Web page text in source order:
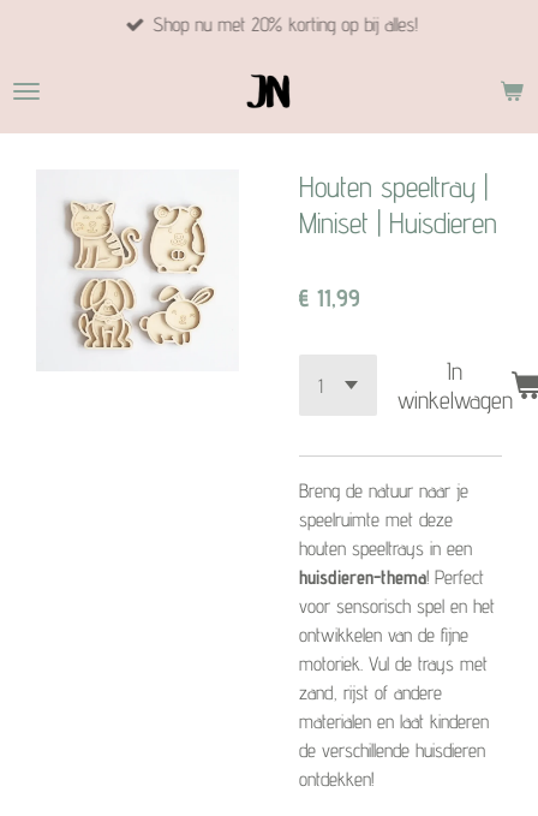
naar
hoofdinhoud
Shop nu met 20% korting op bij alles!
Houten speeltray |
Miniset | Huisdieren
€ 11,99
In
winkelwagen
Breng de natuur naar je
speelruimte met deze
houten speeltrays in een
huisdieren-thema! Perfect
voor sensorisch spel en het
ontwikkelen van de fijne
motoriek. Vul de trays met
zand, rijst of andere
materialen en laat kinderen
de verschillende huisdieren
ontdekken!